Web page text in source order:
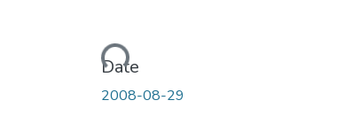
Loading...
Date
2008-08-29